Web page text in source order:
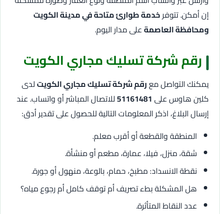
إن أمكن. تتوفرخدمة طوارئ متاحة في مدينة الكويت
ومحافظة العاصمةعلى مدار اليوم.
رقم شركة تسليك مجاري الكويت
يمكنك التواصل معرقم شركة تسليك مجاري الكويتلدى
كلين هاوس على 51161481للاتصال المباشر أو واتساب. عند
إرسال البلاغ، اذكر المعلومات التالية للحصول على تقدير أدق:
المنطقة والقطعة أو أقرب معلم.
شقة، منزل، فيلا، عمارة، مطعم أو منشأة.
نقطة الانسداد: مطبخ، حمام، بالوعة، منهول أو جورة.
هل المشكلة بطء تصريف أم توقف كامل أم رجوع مياه؟
عدد النقاط المتأثرة.